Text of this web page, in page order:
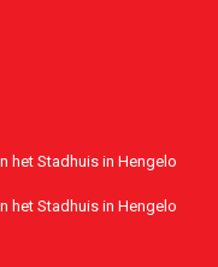
het Stadhuis in Hengelo
het Stadhuis in Hengelo